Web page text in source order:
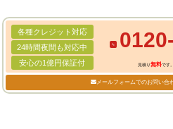
各種クレジット対応
24時間夜間も対応中
安心の1億円保証付
見積り無料です
メールフォームでのお問い合